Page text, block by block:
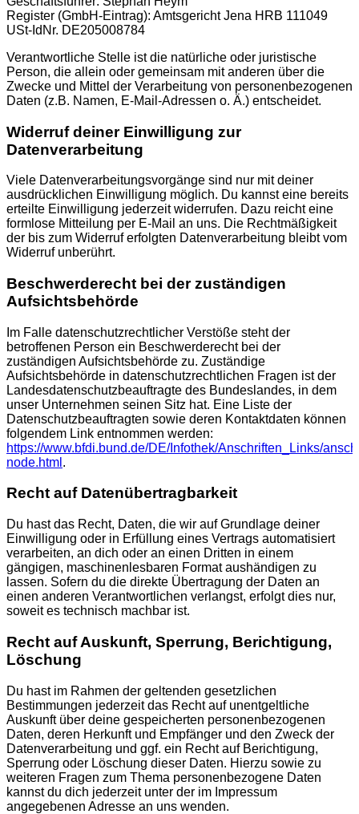
Register (GmbH-Eintrag): Amtsgericht Jena HRB 111049
USt-IdNr. DE205008784
Verantwortliche Stelle ist die natürliche oder juristische
Person, die allein oder gemeinsam mit anderen über die
Zwecke und Mittel der Verarbeitung von personenbezogenen
Daten (z.B. Namen, E-Mail-Adressen o. Ä.) entscheidet.
Widerruf deiner Einwilligung zur
Datenverarbeitung
Viele Datenverarbeitungsvorgänge sind nur mit deiner
ausdrücklichen Einwilligung möglich. Du kannst eine bereits
erteilte Einwilligung jederzeit widerrufen. Dazu reicht eine
formlose Mitteilung per E-Mail an uns. Die Rechtmäßigkeit
der bis zum Widerruf erfolgten Datenverarbeitung bleibt vom
Widerruf unberührt.
Beschwerderecht bei der zuständigen
Aufsichtsbehörde
Im Falle datenschutzrechtlicher Verstöße steht der
betroffenen Person ein Beschwerderecht bei der
zuständigen Aufsichtsbehörde zu. Zuständige
Aufsichtsbehörde in datenschutzrechtlichen Fragen ist der
Landesdatenschutzbeauftragte des Bundeslandes, in dem
unser Unternehmen seinen Sitz hat. Eine Liste der
Datenschutzbeauftragten sowie deren Kontaktdaten können
folgendem Link entnommen werden:
https://www.bfdi.bund.de/DE/Infothek/Anschriften_Links/
node.html .
Recht auf Datenübertragbarkeit
Du hast das Recht, Daten, die wir auf Grundlage deiner
Einwilligung oder in Erfüllung eines Vertrags automatisiert
verarbeiten, an dich oder an einen Dritten in einem
gängigen, maschinenlesbaren Format aushändigen zu
lassen. Sofern du die direkte Übertragung der Daten an
einen anderen Verantwortlichen verlangst, erfolgt dies nur,
soweit es technisch machbar ist.
Recht auf Auskunft, Sperrung, Berichtigung,
Löschung
Du hast im Rahmen der geltenden gesetzlichen
Bestimmungen jederzeit das Recht auf unentgeltliche
Auskunft über deine gespeicherten personenbezogenen
Daten, deren Herkunft und Empfänger und den Zweck der
Datenverarbeitung und ggf. ein Recht auf Berichtigung,
Sperrung oder Löschung dieser Daten. Hierzu sowie zu
weiteren Fragen zum Thema personenbezogene Daten
kannst du dich jederzeit unter der im Impressum
angegebenen Adresse an uns wenden.